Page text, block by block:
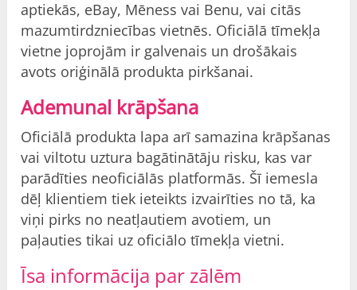
aptiekās, eBay, Mēness vai Benu, vai citās
mazumtirdzniecības vietnēs. Oficiālā tīmekļa
vietne joprojām ir galvenais un drošākais
avots oriģinālā produkta pirkšanai.
Ademunal krāpšana
Oficiālā produkta lapa arī samazina krāpšanas
vai viltotu uztura bagātinātāju risku, kas var
parādīties neoficiālās platformās. Šī iemesla
dēļ klientiem tiek ieteikts izvairīties no tā, ka
viņi pirks no neatļautiem avotiem, un
paļauties tikai uz oficiālo tīmekļa vietni.
Īsa informācija par zālēm